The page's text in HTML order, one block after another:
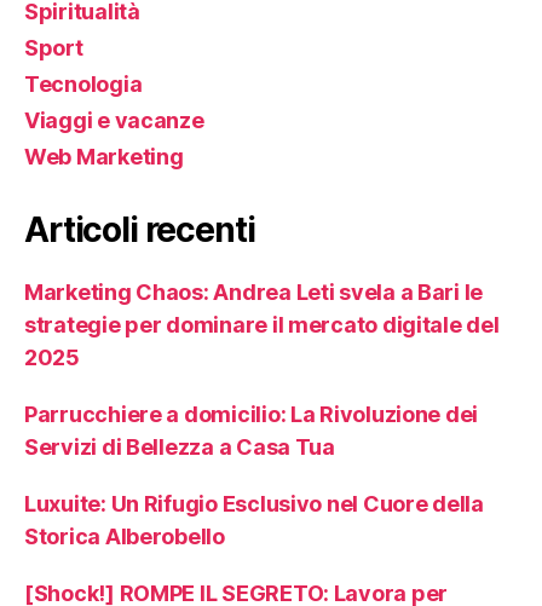
Spiritualità
Sport
Tecnologia
Viaggi e vacanze
Web Marketing
Articoli recenti
Marketing Chaos: Andrea Leti svela a Bari le
strategie per dominare il mercato digitale del
2025
Parrucchiere a domicilio: La Rivoluzione dei
Servizi di Bellezza a Casa Tua
Luxuite: Un Rifugio Esclusivo nel Cuore della
Storica Alberobello
[Shock!] ROMPE IL SEGRETO: Lavora per